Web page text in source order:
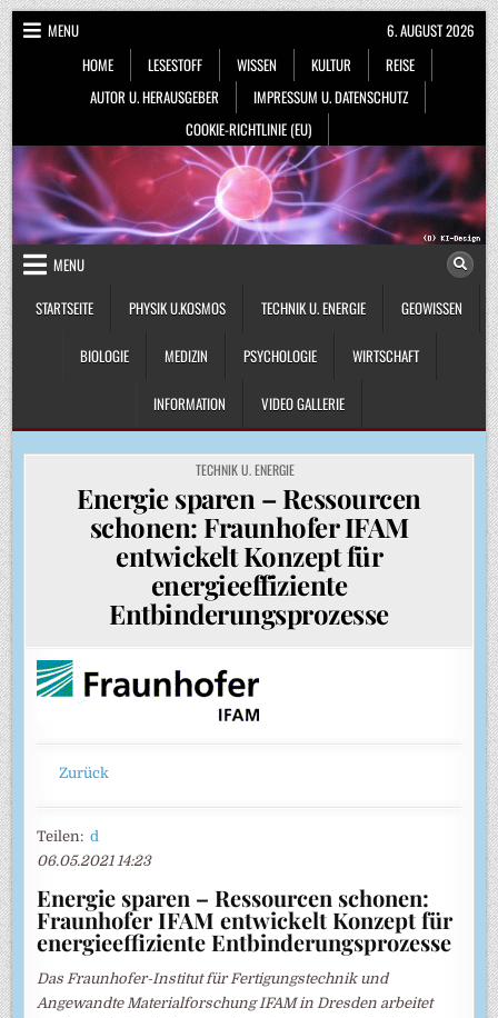
Skip
to
content
MENU
HOME
LESESTOFF WISSEN KULTUR
REISE
AUTOR U. HERAUSGEBER
IMPRESSUM U. DATENSCHUTZ
COOKIE-RICHTLINIE (EU)
6. AUGUST 2026
MENU
STARTSEITE
PHYSIK U.KOSMOS TECHNIK U. ENERGIE GEOWISSEN
BIOLOGIE MEDIZIN PSYCHOLOGIE WIRTSCHAFT
INFORMATION VIDEO GALLERIE
POSTED
IN
TECHNIK U. ENERGIE
Energie sparen – Ressourcen
schonen: Fraunhofer IFAM
entwickelt Konzept für
energieeffiziente
Entbinderungsprozesse
Zurück
Teilen:d
06.05.2021 14:23
Energie sparen – Ressourcen schonen:
Fraunhofer IFAM entwickelt Konzept für
energieeffiziente Entbinderungsprozesse
Das Fraunhofer-Institut für Fertigungstechnik und
Angewandte Materialforschung IFAM in Dresden arbeitet